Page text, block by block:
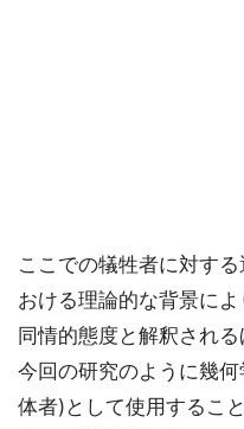
ここでの犠牲者に対す
おける理論的な背景に
同情的態度と解釈され
今回の研究のように幾
体者)として使用するこ